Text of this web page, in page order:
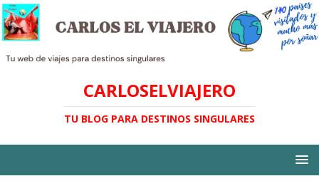
CARLOSELVIAJERO
TU BLOG PARA DESTINOS SINGULARES